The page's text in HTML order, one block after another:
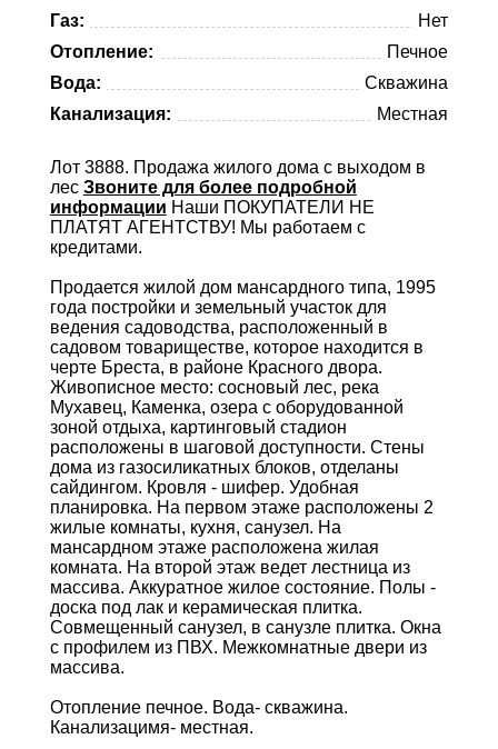
Газ:
Нет
Отопление:
Печное
Вода:
Скважина
Канализация:
Местная
Лот 3888. Продажа жилого дома с выходом в
лес Звоните для более подробной
информации Наши ПОКУПАТЕЛИ НЕ
ПЛАТЯТ АГЕНТСТВУ! Мы работаем с
кредитами.
Продается жилой дом мансардного типа, 1995
года постройки и земельный участок для
ведения садоводства, расположенный в
садовом товариществе, которое находится в
черте Бреста, в районе Красного двора.
Живописное место: сосновый лес, река
Мухавец, Каменка, озера с оборудованной
зоной отдыха, картинговый стадион
расположены в шаговой доступности. Стены
дома из газосиликатных блоков, отделаны
сайдингом. Кровля - шифер. Удобная
планировка. На первом этаже расположены 2
жилые комнаты, кухня, санузел. На
мансардном этаже расположена жилая
комната. На второй этаж ведет лестница из
массива. Аккуратное жилое состояние. Полы -
доска под лак и керамическая плитка.
Совмещенный санузел, в санузле плитка. Окна
с профилем из ПВХ. Межкомнатные двери из
массива.
Отопление печное. Вода- скважина.
Канализацимя- местная.